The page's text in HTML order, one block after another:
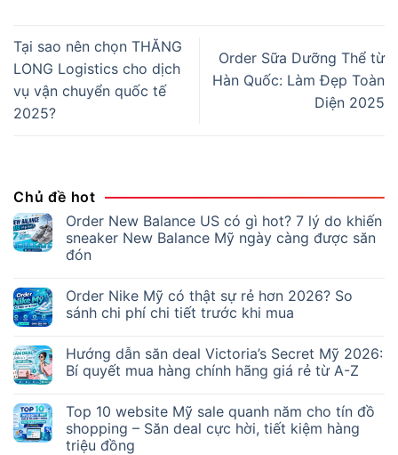
Tại sao nên chọn THĂNG
LONG Logistics cho dịch
vụ vận chuyển quốc tế
2025?
Order Sữa Dưỡng Thể từ
Hàn Quốc: Làm Đẹp Toàn
Diện 2025
Chủ đề hot
Order New Balance US có gì hot? 7 lý do khiến
sneaker New Balance Mỹ ngày càng được săn
đón
Order Nike Mỹ có thật sự rẻ hơn 2026? So
sánh chi phí chi tiết trước khi mua
Hướng dẫn săn deal Victoria’s Secret Mỹ 2026:
Bí quyết mua hàng chính hãng giá rẻ từ A-Z
Top 10 website Mỹ sale quanh năm cho tín đồ
shopping – Săn deal cực hời, tiết kiệm hàng
triệu đồng